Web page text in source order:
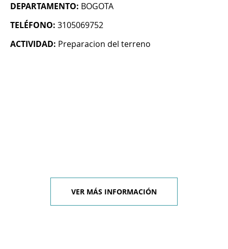
DEPARTAMENTO: BOGOTA
TELÉFONO: 3105069752
ACTIVIDAD: Preparacion del terreno
VER MÁS INFORMACIÓN